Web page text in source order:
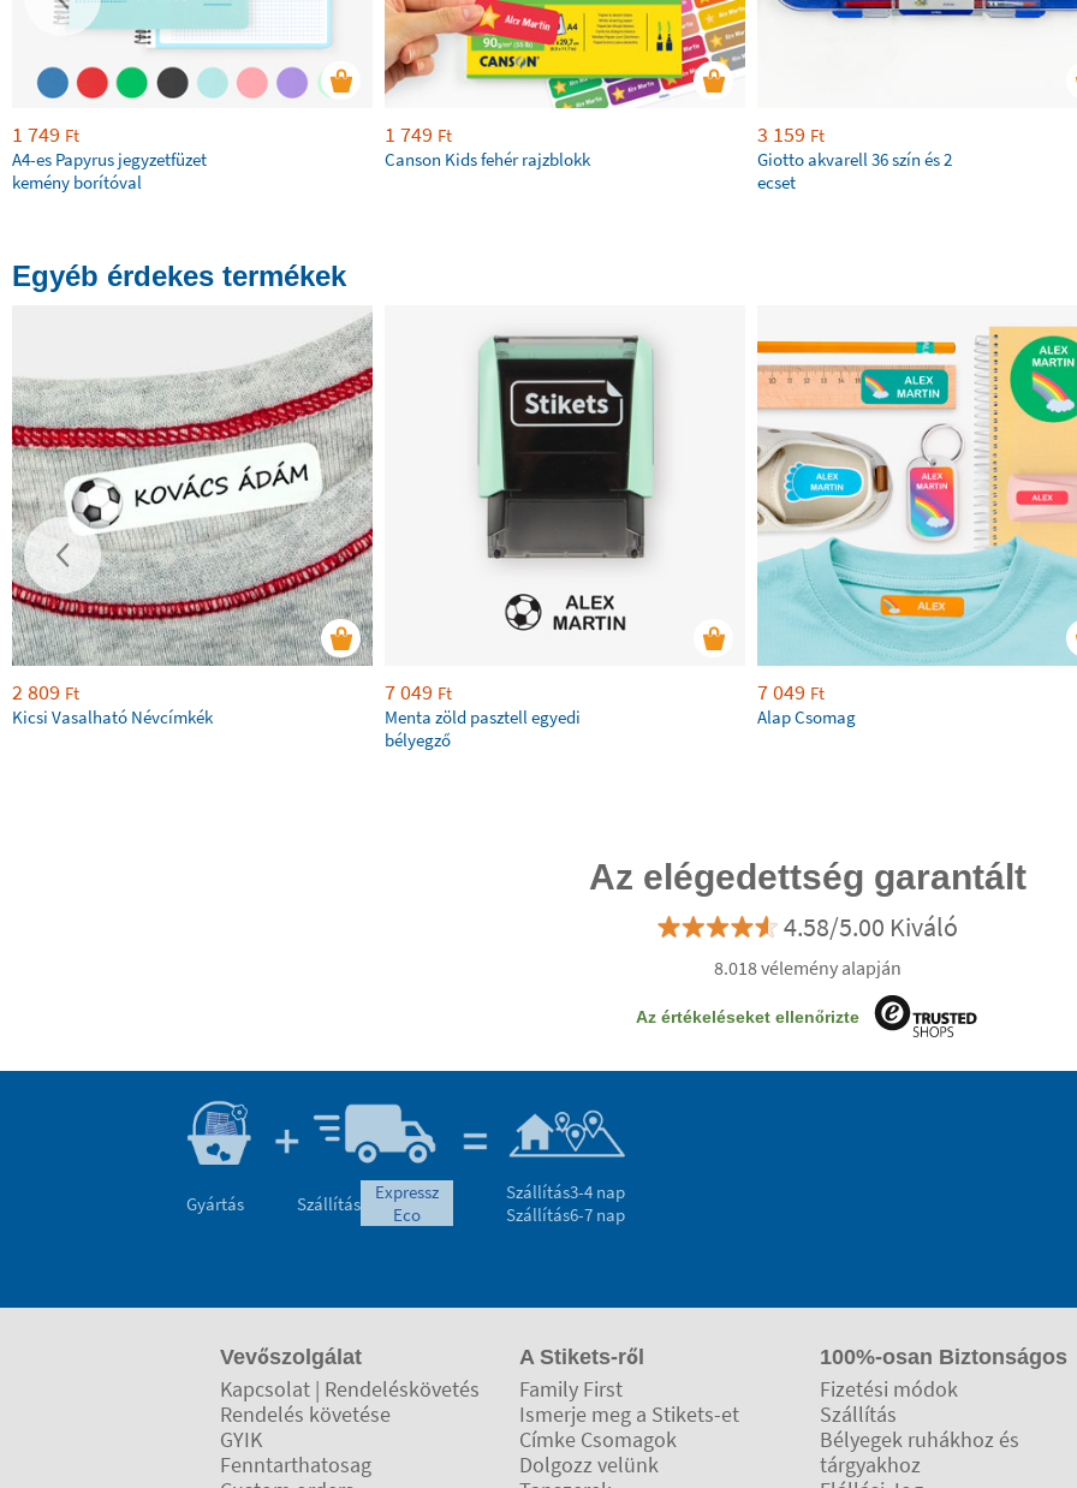
1 749 Ft
A4-es Papyrus jegyzetfüzet
kemény borítóval
1 749 Ft
Canson Kids fehér rajzblokk
3 159 Ft
Giotto akvarell 36 szín és 2
ecset
Egyéb érdekes termékek
2 809 Ft
Kicsi Vasalható Névcímkék
7 049 Ft
Menta zöld pasztell egyedi
bélyegző
7 049 Ft
Alap Csomag
Az elégedettség garantált
4.58/5.00 Kiváló
8.018 vélemény alapján
Az értékeléseket ellenőrizte
Gyártás Szállítás
expressz
eco
Szállítás3-4 nap
Szállítás6-7 nap
Vevőszolgálat
Kapcsolat | Rendeléskövetés
Rendelés követése
GYIK
Fenntarthatosag
A Stikets-ről
Family First
Ismerje meg a Stikets-et
Címke Csomagok
Dolgozz velünk
100%-osan Biztonságos
Fizetési módok
Szállítás
Bélyegek ruhákhoz és
tárgyakhoz